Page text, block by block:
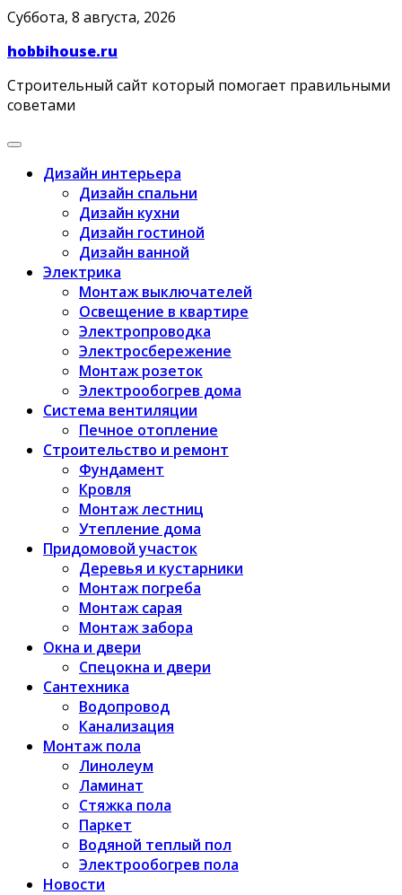
Skip
content
Суббота, 8 августа, 2026
hobbihouse.ru
Строительный сайт который помогает правильными
советами
Дизайн интерьера
Дизайн спальни
Дизайн кухни
Дизайн гостиной
Дизайн ванной
Электрика
Монтаж выключателей
Освещение в квартире
Электропроводка
Электросбережение
Монтаж розеток
Электрообогрев дома
Система вентиляции
Печное отопление
Строительство и ремонт
Фундамент
Кровля
Монтаж лестниц
Утепление дома
Придомовой участок
Деревья и кустарники
Монтаж погреба
Монтаж сарая
Монтаж забора
Окна и двери
Спецокна и двери
Сантехника
Водопровод
Канализация
Монтаж пола
Линолеум
Ламинат
Стяжка пола
Паркет
Водяной теплый пол
Электрообогрев пола
Новости